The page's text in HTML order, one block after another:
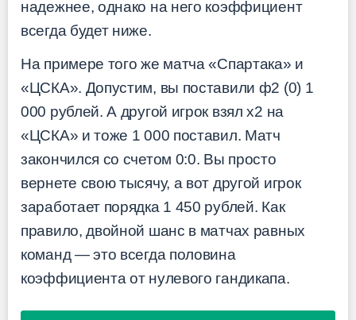
надежнее, однако на него коэффициент
всегда будет ниже.
На примере того же матча «Спартака» и
«ЦСКА». Допустим, вы поставили ф2 (0) 1
000 рублей. А другой игрок взял х2 на
«ЦСКА» и тоже 1 000 поставил. Матч
закончился со счетом 0:0. Вы просто
вернете свою тысячу, а вот другой игрок
заработает порядка 1 450 рублей. Как
правило, двойной шанс в матчах равных
команд — это всегда половина
коэффициента от нулевого гандикапа.